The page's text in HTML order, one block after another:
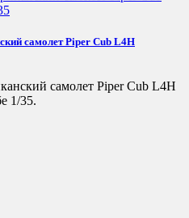
самолет Piper Cub L4H
самолет Piper Cub L4H
1/35.